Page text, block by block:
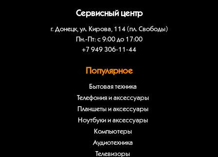
Сервисный центр
г. Донецк, ул. Кирова, 114 (пл. Свободы)
Пн.-Пт: с 9:00 до 17:00
+7 949 306-11-44
Популярное
Бытовая техника
Телефония и аксессуары
Планшеты и аксессуары
Ноутбуки и аксессуары
Компьютеры
Аудиотехника
Телевизоры